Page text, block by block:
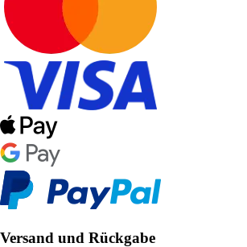
Versand und Rückgabe